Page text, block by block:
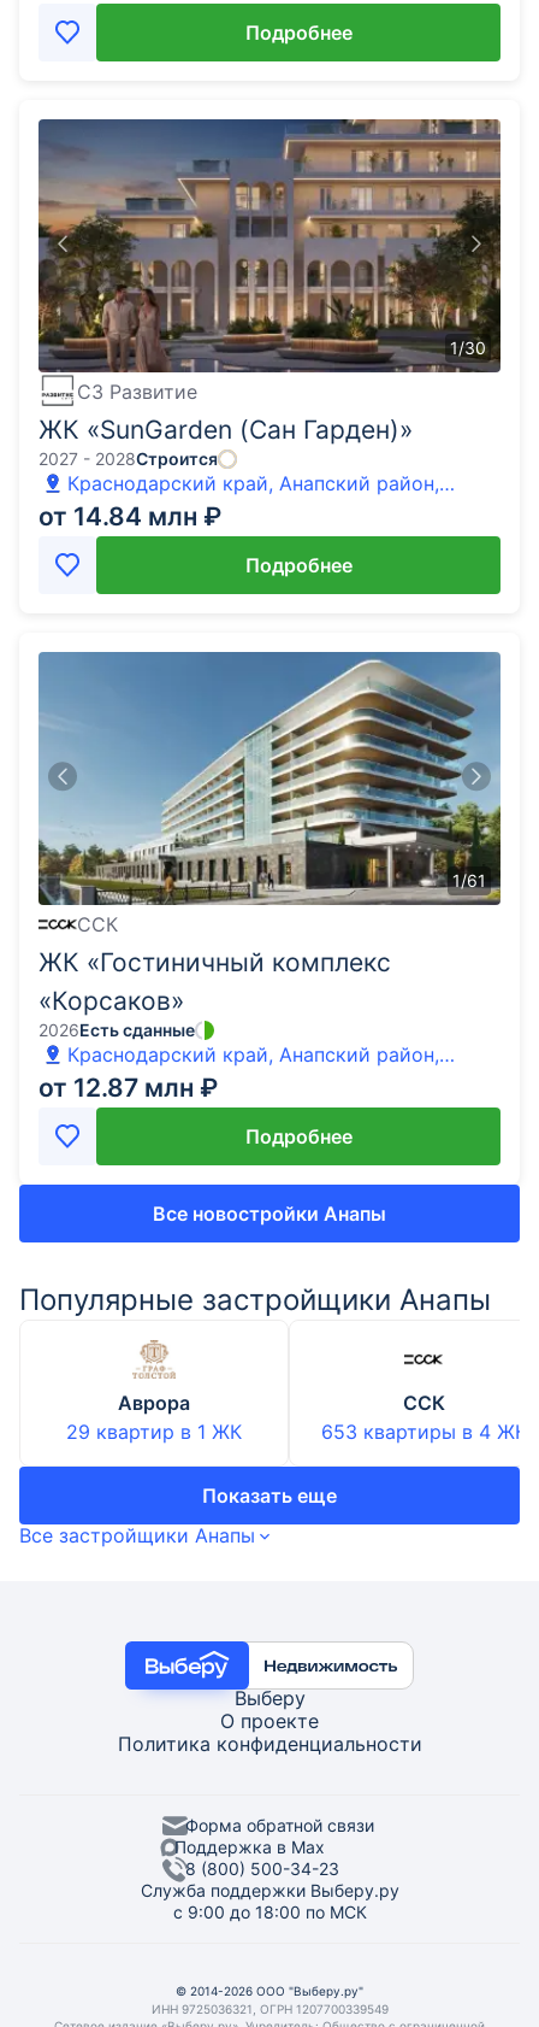
Подробнее
1/30
СЗ Развитие
ЖК «SunGarden (Сан Гарден)»
2027 - 2028Строится
Краснодарский край, Анапский район,
Анапа, улица Железнодорожная
от 14.84 млн ₽
Подробнее
1/61
ССК
ЖК «Гостиничный комплекс
«Корсаков»
2026Есть сданные
Краснодарский край, Анапский район,
Анапа, шоссе Симферопольское, 100
от 12.87 млн ₽
Подробнее
Все новостройки Анапы
Популярные застройщики Анапы
Аврора
29 квартир в 1 ЖК
ССК
653 квартиры в 4ЖК
Показать еще
Все застройщики Анапы
Выберу
О проекте
Политика конфиденциальности
Форма обратной связи
Поддержка в Max
8 (800) 500-34-23
Служба поддержки Выберу.ру
с 9:00 до 18:00 по МСК
© 2014-2026 ООО "Выберу.ру"
ИНН 9725036321, ОГРН 1207700339549